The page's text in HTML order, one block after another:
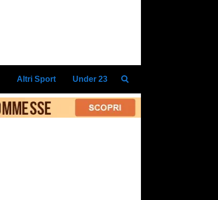
Altri Sport Under 23